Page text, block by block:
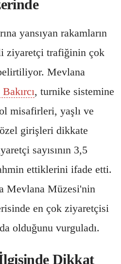
yansıyan rakamların
ziyaretçi trafiğinin çok
Mevlana
, turnike sistemine
misafirleri, yaşlı ve
girişleri dikkate
sayısının 3,5
ettiklerini ifade etti.
Mevlana Müzesi'nin
en çok ziyaretçisi
olduğunu vurguladı.
Dikkat